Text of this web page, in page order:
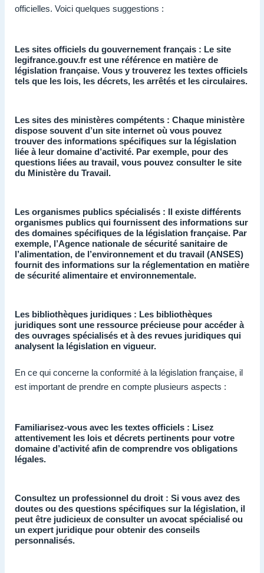
officielles. Voici quelques suggestions :
Les sites officiels du gouvernement français : Le site
legifrance.gouv.fr est une référence en matière de
législation française. Vous y trouverez les textes officiels
tels que les lois, les décrets, les arrêtés et les circulaires.
Les sites des ministères compétents : Chaque ministère
dispose souvent d’un site internet où vous pouvez
trouver des informations spécifiques sur la législation
liée à leur domaine d’activité. Par exemple, pour des
questions liées au travail, vous pouvez consulter le site
du Ministère du Travail.
Les organismes publics spécialisés : Il existe différents
organismes publics qui fournissent des informations sur
des domaines spécifiques de la législation française. Par
exemple, l’Agence nationale de sécurité sanitaire de
l’alimentation, de l’environnement et du travail (ANSES)
fournit des informations sur la réglementation en matière
de sécurité alimentaire et environnementale.
Les bibliothèques juridiques : Les bibliothèques
juridiques sont une ressource précieuse pour accéder à
des ouvrages spécialisés et à des revues juridiques qui
analysent la législation en vigueur.
En ce qui concerne la conformité à la législation française, il
est important de prendre en compte plusieurs aspects :
Familiarisez-vous avec les textes officiels : Lisez
attentivement les lois et décrets pertinents pour votre
domaine d’activité afin de comprendre vos obligations
légales.
Consultez un professionnel du droit : Si vous avez des
doutes ou des questions spécifiques sur la législation, il
peut être judicieux de consulter un avocat spécialisé ou
un expert juridique pour obtenir des conseils
personnalisés.